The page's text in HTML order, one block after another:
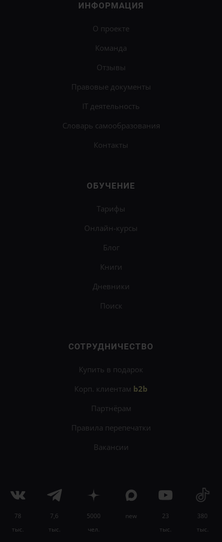
ИНФОРМАЦИЯ
О проекте
Команда
Отзывы
Правовые документы
IT деятельность
Словарь самообразования
Контакты
ОБУЧЕНИЕ
Тарифы
Онлайн-курсы
Блог
Книги
Дневники
Поиск
СОТРУДНИЧЕСТВО
Купить в подарок
Корп. клиентам b2b
Партнёрам
Правила перепечатки
Вакансии
78
тыс.
7,6
тыс.
5000
чел.
new
23
тыс.
380
тыс.